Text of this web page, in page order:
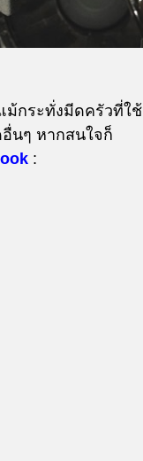
ม้กระทั่งมีดครัวที่ใช้
นๆ หากสนใจก็
: